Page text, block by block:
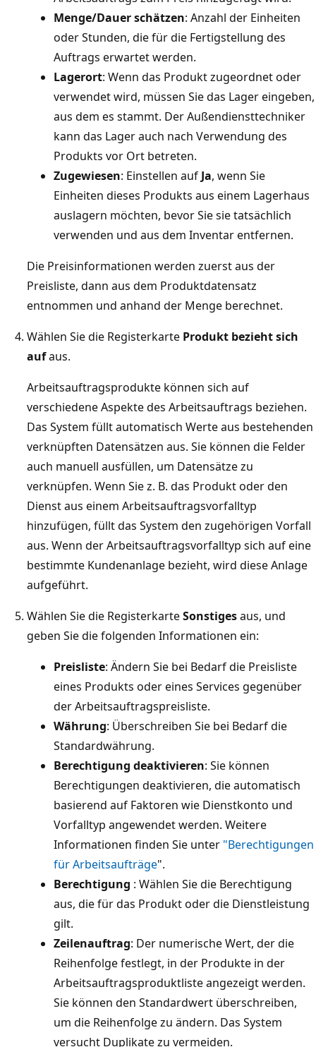
Menge/Dauer schätzen: Anzahl der Einheiten
oder Stunden, die für die Fertigstellung des
Auftrags erwartet werden.
Lagerort: Wenn das Produkt zugeordnet oder
verwendet wird, müssen Sie das Lager eingeben,
aus dem es stammt. Der Außendiensttechniker
kann das Lager auch nach Verwendung des
Produkts vor Ort betreten.
Zugewiesen: Einstellen auf Ja, wenn Sie
Einheiten dieses Produkts aus einem Lagerhaus
auslagern möchten, bevor Sie sie tatsächlich
verwenden und aus dem Inventar entfernen.
Die Preisinformationen werden zuerst aus der
Preisliste, dann aus dem Produktdatensatz
entnommen und anhand der Menge berechnet.
Wählen Sie die Registerkarte Produkt bezieht sich
aufaus.
Arbeitsauftragsprodukte können sich auf
verschiedene Aspekte des Arbeitsauftrags beziehen.
Das System füllt automatisch Werte aus bestehenden
verknüpften Datensätzen aus. Sie können die Felder
auch manuell ausfüllen, um Datensätze zu
verknüpfen. Wenn Sie z. B. das Produkt oder den
Dienst aus einem Arbeitsauftragsvorfalltyp
hinzufügen, füllt das System den zugehörigen Vorfall
aus. Wenn der Arbeitsauftragsvorfalltyp sich auf eine
bestimmte Kundenanlage bezieht, wird diese Anlage
aufgeführt.
Wählen Sie die RegisterkarteSonstigesaus, und
geben Sie die folgenden Informationen ein:
Preisliste: Ändern Sie bei Bedarf die Preisliste
eines Produkts oder eines Services gegenüber
der Arbeitsauftragspreisliste.
Währung: Überschreiben Sie bei Bedarf die
Standardwährung.
Berechtigung deaktivieren: Sie können
Berechtigungen deaktivieren, die automatisch
basierend auf Faktoren wie Dienstkonto und
Vorfalltyp angewendet werden. Weitere
Informationen finden Sie unter "Berechtigungen
für Arbeitsaufträge".
Berechtigung : Wählen Sie die Berechtigung
aus, die für das Produkt oder die Dienstleistung
gilt.
Zeilenauftrag: Der numerische Wert, der die
Reihenfolge festlegt, in der Produkte in der
Arbeitsauftragsproduktliste angezeigt werden.
Sie können den Standardwert überschreiben,
um die Reihenfolge zu ändern. Das System
versucht Duplikate zu vermeiden.